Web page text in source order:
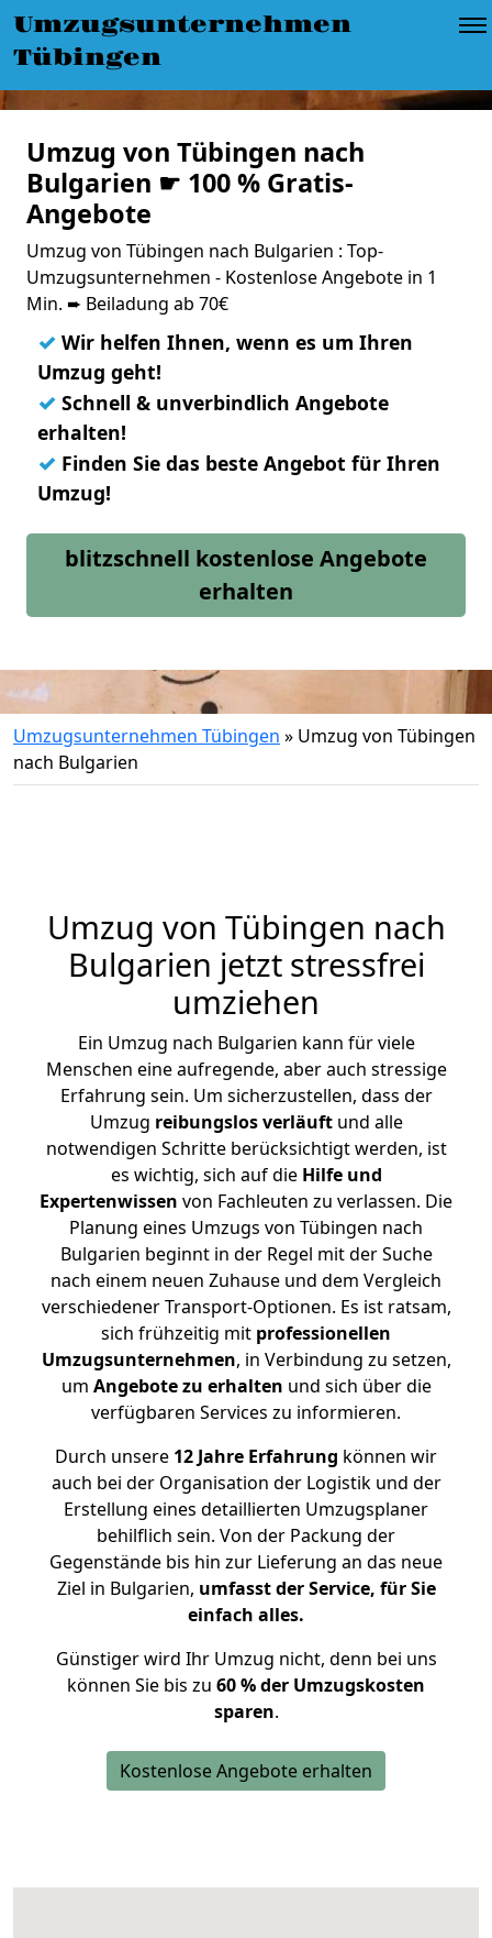
Umzugsunternehmen
Tübingen
Umzug von Tübingen nach
Bulgarien ☛ 100 % Gratis-
Angebote
Umzug von Tübingen nach Bulgarien : Top-
Umzugsunternehmen - Kostenlose Angebote in 1
Min. ➨ Beiladung ab 70€
✓ Wir helfen Ihnen, wenn es um Ihren
Umzug geht!
✓ Schnell & unverbindlich Angebote
erhalten!
✓ Finden Sie das beste Angebot für Ihren
Umzug!
blitzschnell kostenlose Angebote
erhalten
Umzugsunternehmen Tübingen » Umzug von Tübingen
nach Bulgarien
Umzug von Tübingen nach
Bulgarien jetzt stressfrei
umziehen
Ein Umzug nach Bulgarien kann für viele
Menschen eine aufregende, aber auch stressige
Erfahrung sein. Um sicherzustellen, dass der
Umzug reibungslos verläuftund alle
notwendigen Schritte berücksichtigt werden, ist
es wichtig, sich auf die Hilfe und
Expertenwissen von Fachleuten zu verlassen. Die
Planung eines Umzugs von Tübingen nach
Bulgarien beginnt in der Regel mit der Suche
nach einem neuen Zuhause und dem Vergleich
verschiedener Transport-Optionen. Es ist ratsam,
sich frühzeitig mit professionellen
Umzugsunternehmen, in Verbindung zu setzen,
um Angebote zu erhalten und sich über die
verfügbaren Services zu informieren.
Durch unsere 12 Jahre Erfahrung können wir
auch bei der Organisation der Logistik und der
Erstellung eines detaillierten Umzugsplaner
behilflich sein. Von der Packung der
Gegenstände bis hin zur Lieferung an das neue
Ziel in Bulgarien, umfasst der Service, für Sie
einfach alles.
Günstiger wird Ihr Umzug nicht, denn bei uns
können Sie bis zu 60 % der Umzugskosten
sparen.
Kostenlose Angebote erhalten